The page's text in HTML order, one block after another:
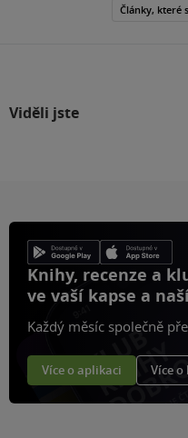
Články, které
Viděli jste
Knihy, recenze a
ve vaší kapse a
Každý měsíc společně
Více o aplikaci Více o